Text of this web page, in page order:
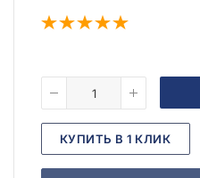
КУПИТЬ В 1 КЛИК